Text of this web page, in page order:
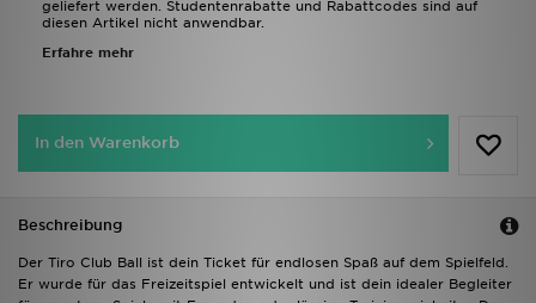
geliefert werden. Studentenrabatte und Rabattcodes sind auf
diesen Artikel nicht anwendbar.
Erfahre mehr
In den Warenkorb
Beschreibung
Der Tiro Club Ball ist dein Ticket für endlosen Spaß auf dem Spielfeld.
Er wurde für das Freizeitspiel entwickelt und ist dein idealer Begleiter